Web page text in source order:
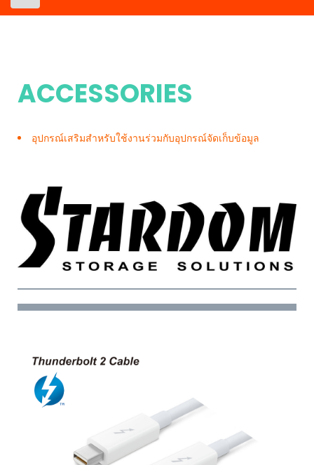
ACCESSORIES
อุปกรณ์เสริมสำหรับใช้งานร่วมกับอุปกรณ์จัดเก็บข้อมูล